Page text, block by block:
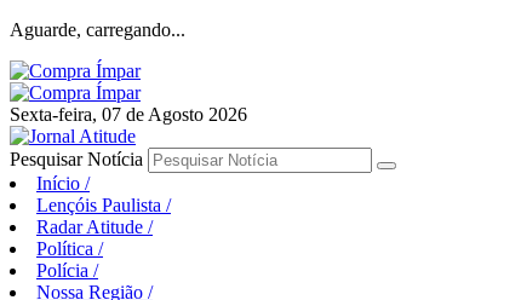
Aguarde, carregando...
Sexta-feira, 07 de Agosto 2026
Pesquisar Notícia
Início /
Lençóis Paulista /
Radar Atitude /
Política /
Polícia /
Nossa Região /